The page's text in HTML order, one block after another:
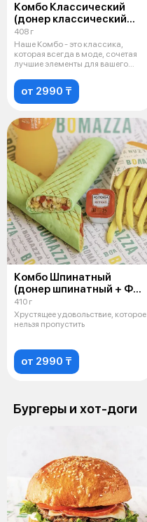
Комбо Классический
(донер классический
+ Фри + соус + Напиток
0,5 на выбор)
408 г
Наше Комбо - это классика,
которая всегда в моде, сочетая
лучшие элементы для вашего
от 2990 ₸
Комбо Шпинатный
(донер шпинатный + Фри
+ соус + Напиток 0,5 на
выбор)
410 г
Хрустящее удовольствие, которое
нельзя пропустить
от 2990 ₸
Бургеры и хот-доги